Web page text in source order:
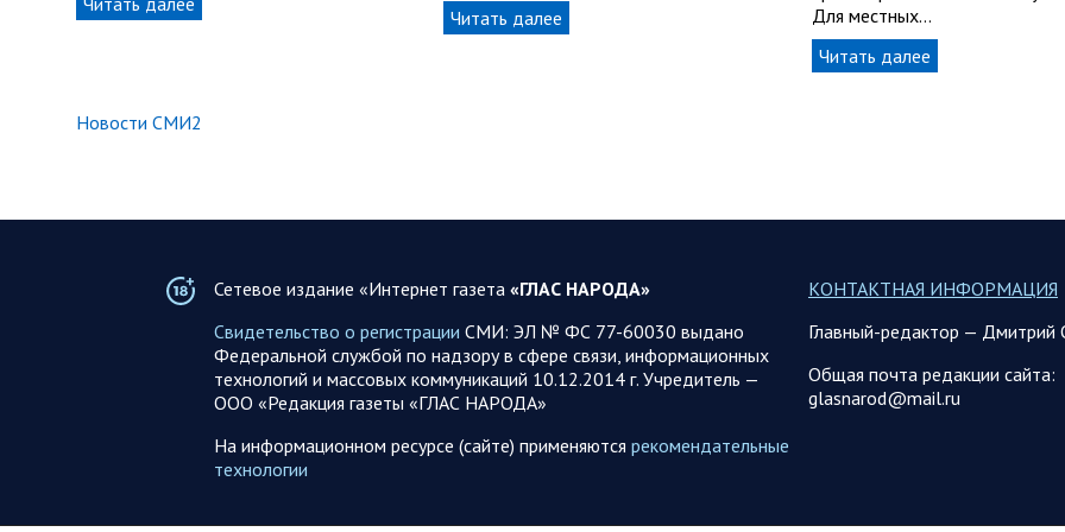
Читать далее
Для местных…
Читать далее
Новости СМИ2
Сетевое издание «Интернет газета «ГЛАС НАРОДА»
Свидетельство о регистрации СМИ: ЭЛ № ФС 77-60030 выдано
Федеральной службой по надзору в сфере связи, информационных
технологий и массовых коммуникаций 10.12.2014 г. Учредитель —
ООО «Редакция газеты «ГЛАС НАРОДА»
На информационном ресурсе (сайте) применяются рекомендательные
технологии
КОНТАКТНАЯ ИНФОРМАЦИЯ
Главный-редактор — Дмитрий
Общая почта редакции сайта:
glasnarod@mail.ru